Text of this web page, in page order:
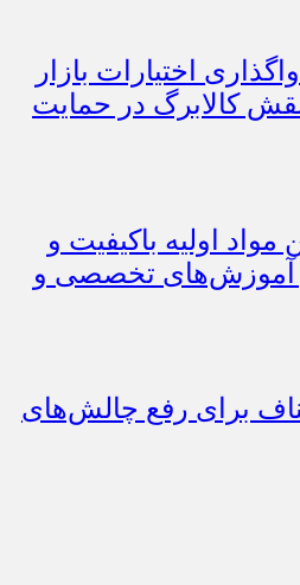
اختیارات بازار
کالابرگ در حمایت
اولیه باکیفیت و
آموزش‌های تخصصی و
برای رفع چالش‌های